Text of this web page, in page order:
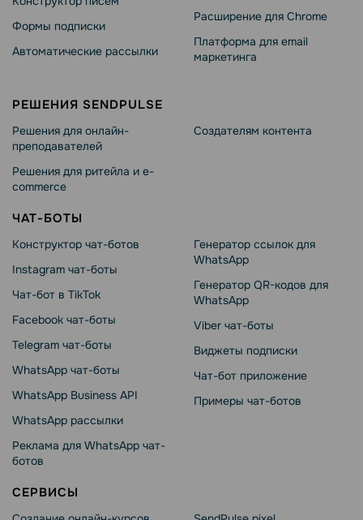
Формы подписки
Автоматические рассылки
Расширение для Chrome
Платформа для email
маркетинга
РЕШЕНИЯ SENDPULSE
Решения для онлайн-
преподавателей
Решения для ритейла и e-
commerce
Создателям контента
ЧАТ-БОТЫ
Конструктор чат-ботов
Instagram чат-боты
Чат-бот в TikTok
Facebook чат-боты
Telegram чат-боты
WhatsApp чат-боты
WhatsApp Business API
WhatsApp рассылки
Реклама для WhatsApp чат-
ботов
Генератор ссылок для
WhatsApp
Генератор QR-кодов для
WhatsApp
Viber чат-боты
Виджеты подписки
Чат-бот приложение
Примеры чат-ботов
СЕРВИСЫ